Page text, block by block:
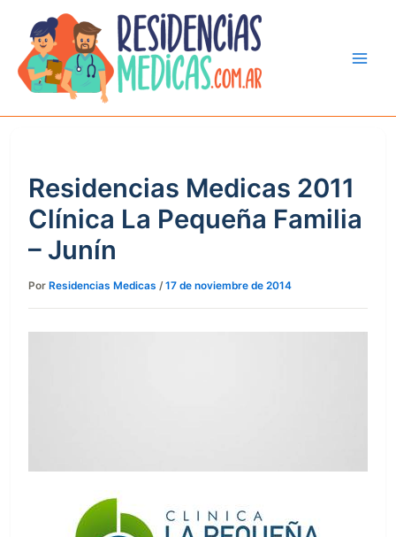
contenido
Residencias Medicas 2011
Clínica La Pequeña Familia
– Junín
Por Residencias Medicas /17 de noviembre de 2014